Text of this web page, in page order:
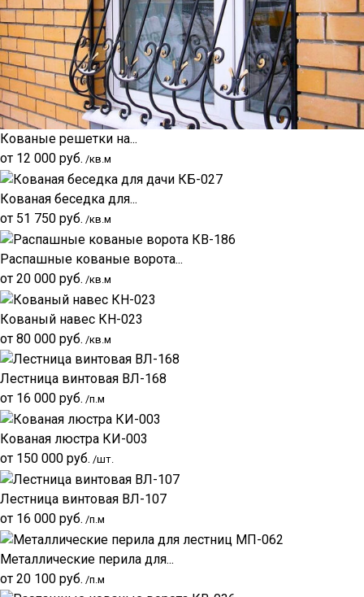
Кованые решетки на...
от 12 000 руб. /кв.м
Кованая беседка для...
от 51 750 руб. /кв.м
Распашные кованые ворота...
от 20 000 руб. /кв.м
Кованый навес КН-023
от 80 000 руб. /кв.м
Лестница винтовая ВЛ-168
от 16 000 руб. /п.м
Кованая люстра КИ-003
от 150 000 руб. /шт.
Лестница винтовая ВЛ-107
от 16 000 руб. /п.м
Металлические перила для...
от 20 100 руб. /п.м